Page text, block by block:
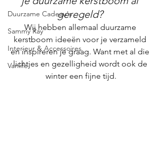
Duurzame Cadeau's
Sammy Ray
Interieur & Accessoires
Vanlife
geregeld?
Wij hebben allemaal duurzame
kerstboom ideeën voor je verzameld
en inspireren je graag. Want met al die
lichtjes en gezelligheid wordt ook de
winter een fijne tijd.